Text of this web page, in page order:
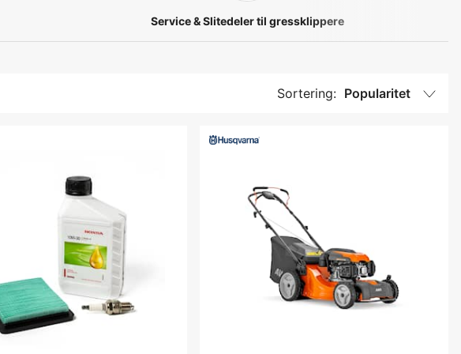
Service & Slitedeler til gressklippere
Sortering: Popularitet